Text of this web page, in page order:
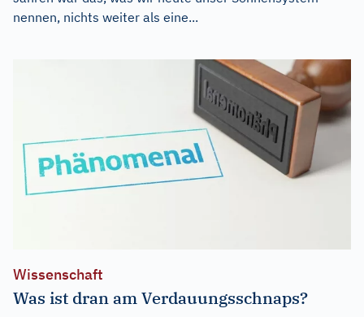
nennen, nichts weiter als eine...
Wissenschaft
Was ist dran am Verdauungsschnaps?